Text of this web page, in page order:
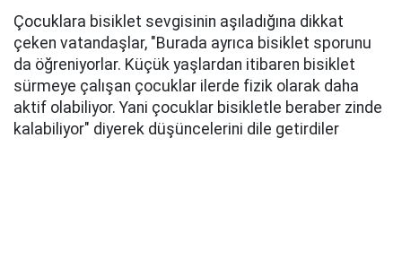
Çocuklara bisiklet sevgisinin aşıladığına dikkat
çeken vatandaşlar, "Burada ayrıca bisiklet sporunu
da öğreniyorlar. Küçük yaşlardan itibaren bisiklet
sürmeye çalışan çocuklar ilerde fizik olarak daha
aktif olabiliyor. Yani çocuklar bisikletle beraber zinde
kalabiliyor" diyerek düşüncelerini dile getirdiler